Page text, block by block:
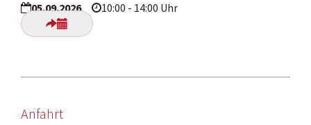
05.09.2026 10:00 - 14:00 Uhr
Anfahrt